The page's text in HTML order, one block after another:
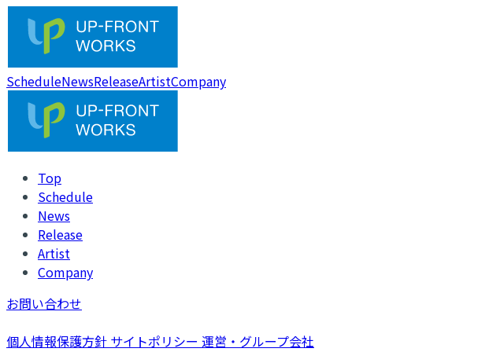
ScheduleNewsReleaseArtistCompany
Top
Schedule
News
Release
Artist
Company
お問い合わせ
個人情報保護方針 サイトポリシー 運営・グループ会社